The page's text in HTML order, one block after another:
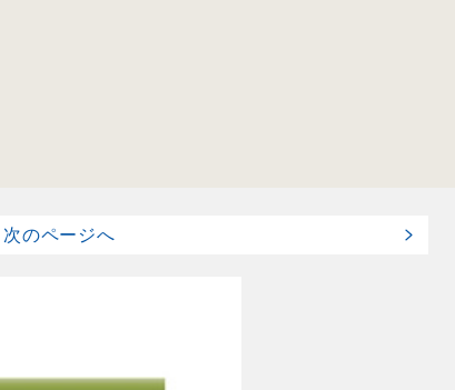
次のページへ